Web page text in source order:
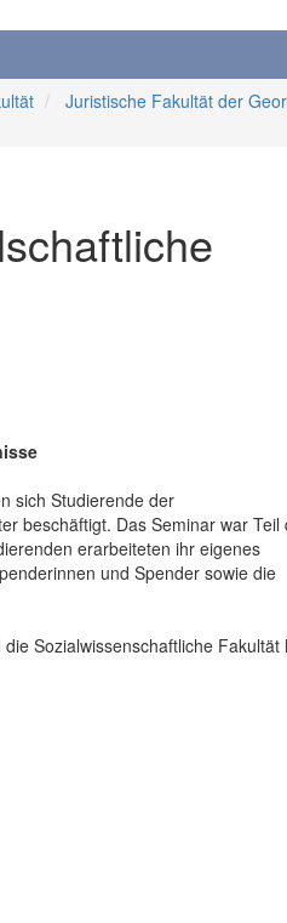
Juristische Fakultät der
sich Studierende der
beschäftigt. Das Seminar war Teil
erarbeiteten ihr eigenes
und Spender sowie die
Sozialwissenschaftliche Fakultät